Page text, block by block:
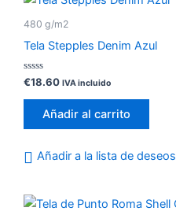
480 g/m2
Tela Stepples Denim Azul
Valorado
con
0
€18.60 IVA incluido
Añadir al carrito
Añadir a la lista de deseos